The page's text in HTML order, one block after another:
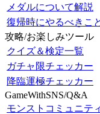
メダルについて解説
復帰時にやるべきこ
攻略/お楽しみツール
クイズ＆検定一覧
ガチャ限チェッカー
降臨運極チェッカー
GameWithSNS/Q&A
モンストコミュニテ